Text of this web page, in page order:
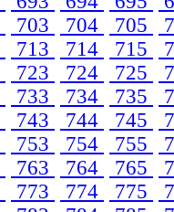
703 704 705
713 714 715
723 724 725
733 734 735
743 744 745
753 754 755
763 764 765
773 774 775